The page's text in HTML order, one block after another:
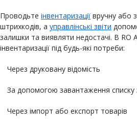
Проводьте інвентаризації вручну або
штрихкодів, а управлінські звіти
залишки та виявляти недостачі. В RO
інвентаризації під будь-які потреби:
Через друковану відомість
За допомогою завантаження списку
Через імпорт або експорт товарів